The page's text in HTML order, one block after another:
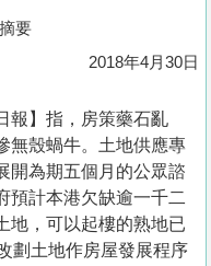
要
2018年4月30日
報】指，房策藥石亂
無殼蝸牛。土地供應專
開為期五個月的公眾諮
預計本港欠缺逾一千二
地，可以起樓的熟地已
劃土地作房屋發展程序